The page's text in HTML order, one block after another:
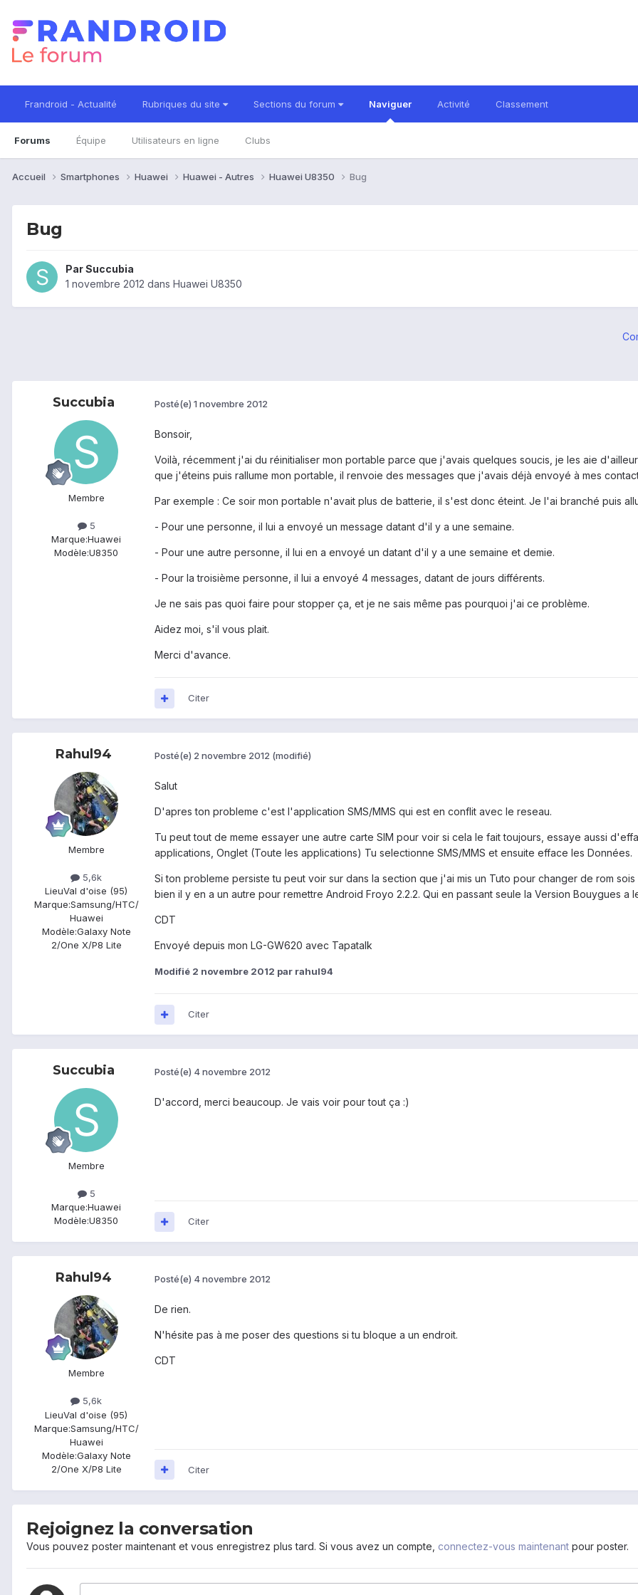
Frandroid - Actualité Rubriques du site Sections du forum Naviguer
Forums Équipe Utilisateurs en ligne Clubs
Activité Classement
Accueil Smartphones Huawei Huawei - Autres Huawei U8350 Bug
Bug
ParSuccubia
1 novembre 2012 dans Huawei U8350
Succubia
Membre
5
Marque:Huawei
Modèle:U8350
Posté(e) 1 novembre 2012
Bonsoir,
Voilà, récemment j'ai du réinitialiser mon portable parce que j'avais quelques soucis, je les aie
que j'éteins puis rallume mon portable, il renvoie des messages que j'avais déjà envoyé à mes
Par exemple : Ce soir mon portable n'avait plus de batterie, il s'est donc éteint. Je l'ai branché puis
- Pour une personne, il lui a envoyé un message datant d'il y a une semaine.
- Pour une autre personne, il lui en a envoyé un datant d'il y a une semaine et demie.
- Pour la troisième personne, il lui a envoyé 4 messages, datant de jours différents.
Je ne sais pas quoi faire pour stopper ça, et je ne sais même pas pourquoi j'ai ce problème.
Aidez moi, s'il vous plait.
Merci d'avance.
Citer
Rahul94
Membre
5,6k
LieuVal d'oise (95)
Marque:Samsung/HTC/
Huawei
Modèle:Galaxy Note
2/One X/P8 Lite
Posté(e) 2 novembre 2012 (modifié)
Salut
D'apres ton probleme c'est l'application SMS/MMS qui est en conflit avec le reseau.
Tu peut tout de meme essayer une autre carte SIM pour voir si cela le fait toujours, essaye aussi
applications, Onglet (Toute les applications) Tu selectionne SMS/MMS et ensuite efface les Données.
Si ton probleme persiste tu peut voir sur dans la section que j'ai mis un Tuto pour changer de rom
bien il y en a un autre pour remettre Android Froyo 2.2.2. Qui en passant seule la Version Bouygues a
CDT
Envoyé depuis mon LG-GW620 avec Tapatalk
Modifié 2 novembre 2012 par rahul94
Citer
Succubia
Membre
5
Marque:Huawei
Modèle:U8350
Posté(e) 4 novembre 2012
D'accord, merci beaucoup. Je vais voir pour tout ça :)
Citer
Rahul94
Membre
5,6k
LieuVal d'oise (95)
Marque:Samsung/HTC/
Huawei
Modèle:Galaxy Note
2/One X/P8 Lite
Posté(e) 4 novembre 2012
De rien.
N'hésite pas à me poser des questions si tu bloque a un endroit.
CDT
Citer
Rejoignez la conversation
Vous pouvez poster maintenant et vous enregistrez plus tard. Si vous avez un compte, connectez-vous maintenant pour poster.